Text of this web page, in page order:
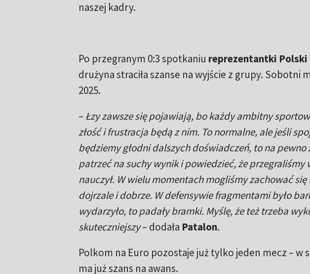
naszej kadry.
Po przegranym 0:3 spotkaniu reprezentantki Polski
drużyna straciła szanse na wyjście z grupy. Sobotni
2025.
– Łzy zawsze się pojawiają, bo każdy ambitny
złość i frustracja będą z nim. To normalne, ale jeśli
będziemy głodni dalszych doświadczeń, to na
patrzeć na suchy wynik i powiedzieć, że
nauczył. W wielu momentach mogliśmy zachować
dojrzale i dobrze. W defensywie fragmentami było
wydarzyło, to padały bramki. Myślę, że też trzeba
skuteczniejszy– dodała Patalon.
Polkom na Euro pozostaje już tylko jeden mecz – w
ma już szans na awans.